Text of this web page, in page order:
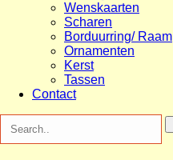
Wenskaarten
Scharen
Borduurring/ Raam
Ornamenten
Kerst
Tassen
Contact